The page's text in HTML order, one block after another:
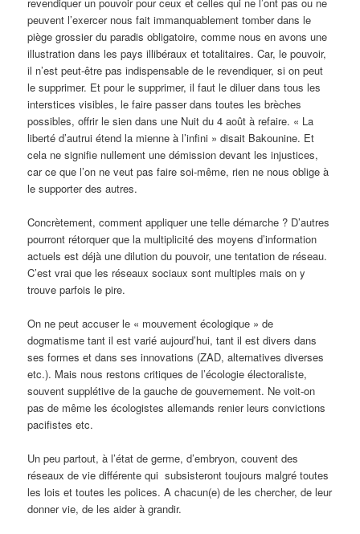
peuvent l’exercer nous fait immanquablement tomber dans le
piège grossier du paradis obligatoire, comme nous en avons une
illustration dans les pays illibéraux et totalitaires. Car, le pouvoir,
il n’est peut-être pas indispensable de le revendiquer, si on peut
le supprimer. Et pour le supprimer, il faut le diluer dans tous les
interstices visibles, le faire passer dans toutes les brèches
possibles, offrir le sien dans une Nuit du 4 août à refaire. « La
liberté d’autrui étend la mienne à l’infini » disait Bakounine. Et
cela ne signifie nullement une démission devant les injustices,
car ce que l’on ne veut pas faire soi-même, rien ne nous oblige à
le supporter des autres.
Concrètement, comment appliquer une telle démarche ? D’autres
pourront rétorquer que la multiplicité des moyens d’information
actuels est déjà une dilution du pouvoir, une tentation de réseau.
C’est vrai que les réseaux sociaux sont multiples mais on y
trouve parfois le pire.
On ne peut accuser le « mouvement écologique » de
dogmatisme tant il est varié aujourd’hui, tant il est divers dans
ses formes et dans ses innovations (ZAD, alternatives diverses
etc.). Mais nous restons critiques de l’écologie électoraliste,
souvent supplétive de la gauche de gouvernement. Ne voit-on
pas de même les écologistes allemands renier leurs convictions
pacifistes etc.
Un peu partout, à l’état de germe, d’embryon, couvent des
réseaux de vie différente qui subsisteront toujours malgré toutes
les lois et toutes les polices. A chacun(e) de les chercher, de leur
donner vie, de les aider à grandir.